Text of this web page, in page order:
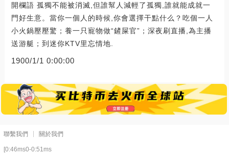
開欄語 孤獨不能被消滅,但誰幫人減輕了孤獨,誰就能成就一
門好生意。當你一個人的時候,你會選擇干點什么？吃個一人
小火鍋壓壓驚；養一只寵物做“鏟屎官”；深夜刷直播,為主播
送游艇；到迷你KTV里忘情地.
1900/1/1 0:00:00
聯繫我們 關於我們
[0:46ms0-0:51ms